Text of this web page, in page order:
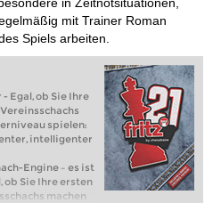
mit Trainer Roman
Spiels arbeiten.
Egal, ob Sie Ihre
spielen:
intelligenter
Engine – es ist
Sie Ihre ersten
machen